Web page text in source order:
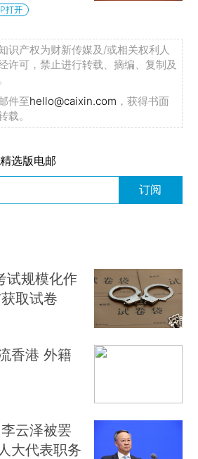
打开
识产权为财新传媒及/或相关权利人
许可，禁止进行转载、摘编、复制及
件至hello@caixin.com ，获得书面
载。
选版电邮
订阅
试规模化作
取试卷
香港 外籍
云泽被罢
大代表职务